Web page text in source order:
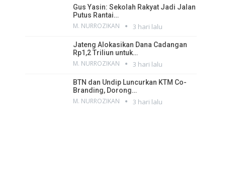
Gus Yasin: Sekolah Rakyat Jadi Jalan
Putus Rantai…
M. NURROZIKAN 3 hari lalu
Jateng Alokasikan Dana Cadangan
Rp1,2 Triliun untuk…
M. NURROZIKAN 3 hari lalu
BTN dan Undip Luncurkan KTM Co-
Branding, Dorong…
M. NURROZIKAN 3 hari lalu